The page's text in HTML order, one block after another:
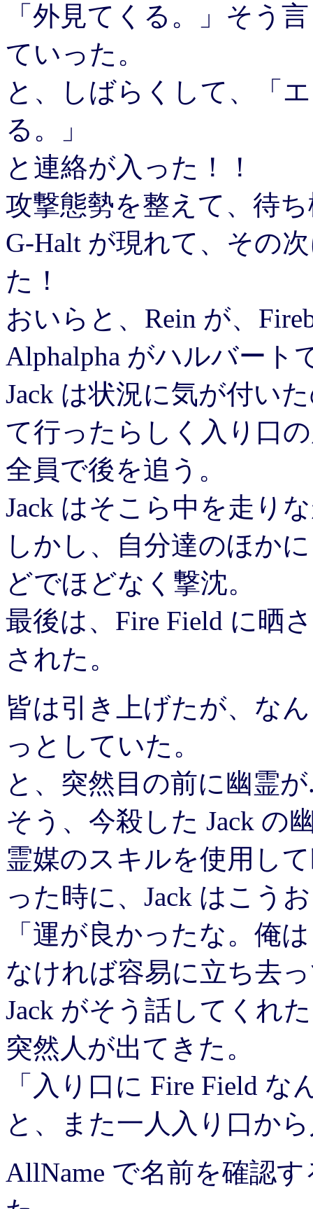
「外見てくる。」そう
ていった。
と、しばらくして、「
る。」
と連絡が入った！！
攻撃態勢を整えて、待
G-Halt が現れて、その
た！
おいらと、Rein が、
Alphalpha がハルバート
Jack は状況に気が付い
て行ったらしく入り口
全員で後を追う。
Jack はそこら中を走り
しかし、自分達のほか
どでほどなく撃沈。
最後は、Fire Field に晒
された。
皆は引き上げたが、な
っとしていた。
と、突然目の前に幽霊が
そう、今殺した Jack の
霊媒のスキルを使用し
った時に、Jack はこう
「運が良かったな。俺
なければ容易に立ち去
Jack がそう話してくれ
突然人が出てきた。
「入り口に Fire Field
と、また一人入り口か
AllName で名前を確認